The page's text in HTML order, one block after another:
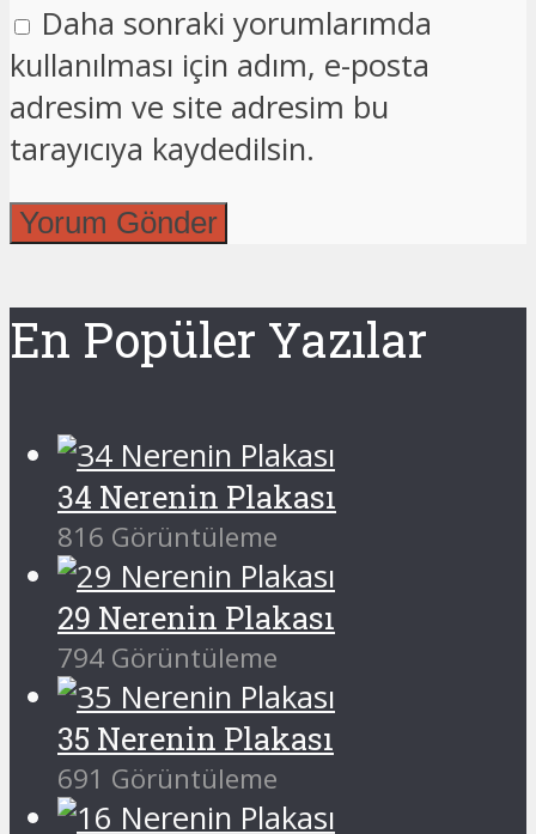
Daha sonraki yorumlarımda
kullanılması için adım, e-posta
adresim ve site adresim bu
tarayıcıya kaydedilsin.
En Popüler Yazılar
34 Nerenin Plakası
816 Görüntüleme
29 Nerenin Plakası
794 Görüntüleme
35 Nerenin Plakası
691 Görüntüleme